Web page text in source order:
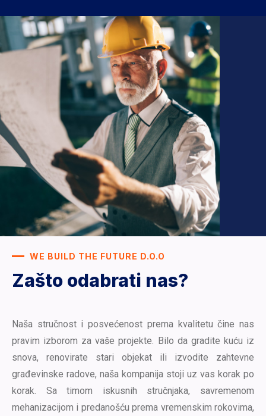
WE BUILD THE FUTURE D.O.O
Zašto odabrati nas?
Naša stručnost i posvećenost prema kvalitetu čine nas
pravim izborom za vaše projekte. Bilo da gradite kuću iz
snova, renovirate stari objekat ili izvodite zahtevne
građevinske radove, naša kompanija stoji uz vas korak po
korak. Sa timom iskusnih stručnjaka, savremenom
mehanizacijom i predanošću prema vremenskim rokovima,